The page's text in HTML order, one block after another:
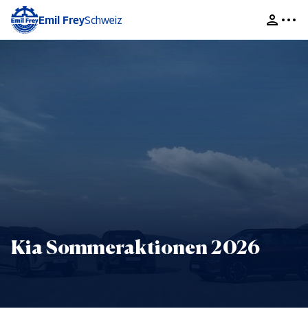
Emil FreySchweiz
Kia Sommeraktionen 2026